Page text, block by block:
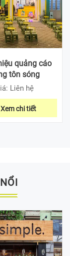
quảng cáo
tôn sóng
Liên hệ
Xem chi tiết